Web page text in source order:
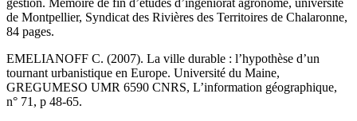
gestion. Mémoire de fin d’études d’ingéniorat agronome, université
de Montpellier, Syndicat des Rivières des Territoires de Chalaronne,
84 pages.
EMELIANOFF C. (2007). La ville durable : l’hypothèse d’un
tournant urbanistique en Europe. Université du Maine,
GREGUMESO UMR 6590 CNRS, L’information géographique,
n° 71, p 48-65.